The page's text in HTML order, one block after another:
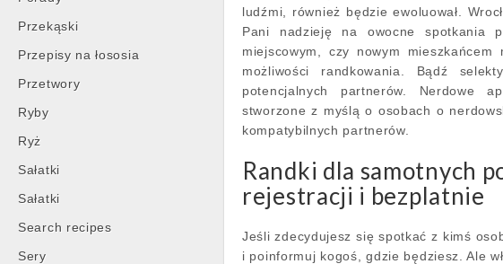
Przekąski
Przepisy na łososia
Przetwory
Ryby
Ryż
Sałatki
Sałatki
Search recipes
Sery
ludźmi, również będzie ewoluował.
Pani nadzieję na owocne spotkania
miejscowym, czy nowym
możliwości randkowania. Bądź
potencjalnych partnerów. Nerdowe
stworzone z myślą o osobach o
kompatybilnych partnerów.
Randki dla samotnych
rejestracji i bezplatnie
Jeśli zdecydujesz się spotkać z kimś
i poinformuj kogoś, gdzie będziesz. Ale